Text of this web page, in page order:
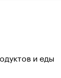
и еды